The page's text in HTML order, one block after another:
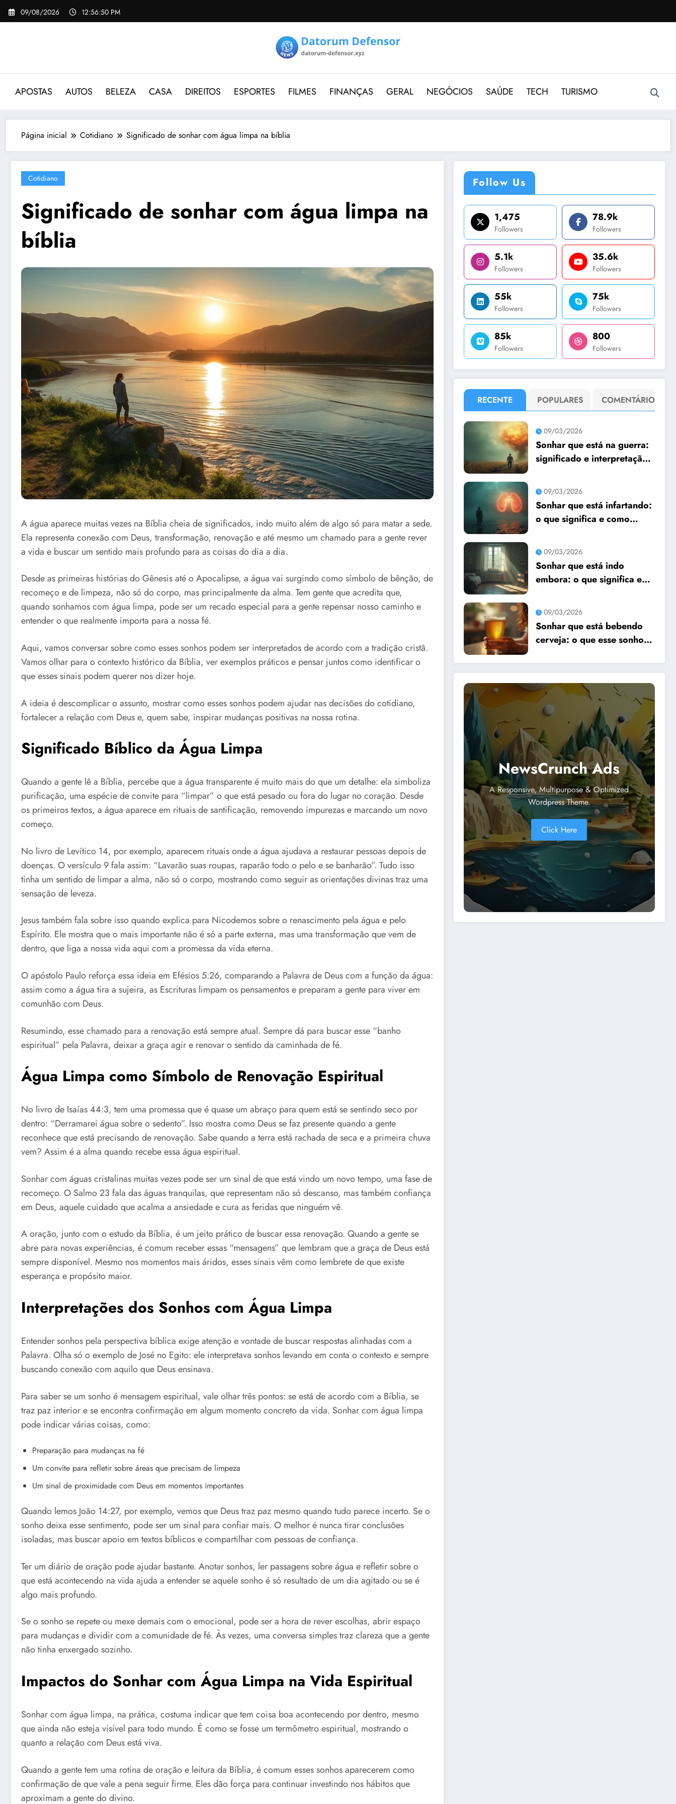
Pular
para
09/08/2026 12:56:51 PM
APOSTAS AUTOS BELEZA CASA DIREITOS ESPORTES FILMES FINANÇAS GERAL NEGÓCIOS SAÚDE TECH TURISMO
Página inicial Cotidiano Significado de sonhar com água limpa na bíblia
Cotidiano
Significado de sonhar com água limpa na
bíblia
A água aparece muitas vezes na Bíblia cheia de significados, indo muito além de algo só para matar a sede.
Ela representa conexão com Deus, transformação, renovação e até mesmo um chamado para a gente rever
a vida e buscar um sentido mais profundo para as coisas do dia a dia.
Desde as primeiras histórias do Gênesis até o Apocalipse, a água vai surgindo como símbolo de bênção, de
recomeço e de limpeza, não só do corpo, mas principalmente da alma. Tem gente que acredita que,
quando sonhamos com água limpa, pode ser um recado especial para a gente repensar nosso caminho e
entender o que realmente importa para a nossa fé.
Aqui, vamos conversar sobre como esses sonhos podem ser interpretados de acordo com a tradição cristã.
Vamos olhar para o contexto histórico da Bíblia, ver exemplos práticos e pensar juntos como identificar o
que esses sinais podem querer nos dizer hoje.
A ideia é descomplicar o assunto, mostrar como esses sonhos podem ajudar nas decisões do cotidiano,
fortalecer a relação com Deus e, quem sabe, inspirar mudanças positivas na nossa rotina.
Significado Bíblico da Água Limpa
Quando a gente lê a Bíblia, percebe que a água transparente é muito mais do que um detalhe: ela simboliza
purificação, uma espécie de convite para “limpar” o que está pesado ou fora do lugar no coração. Desde
os primeiros textos, a água aparece em rituais de santificação, removendo impurezas e marcando um novo
começo.
No livro de Levítico 14, por exemplo, aparecem rituais onde a água ajudava a restaurar pessoas depois de
doenças. O versículo 9 fala assim: “Lavarão suas roupas, raparão todo o pelo e se banharão”. Tudo isso
tinha um sentido de limpar a alma, não só o corpo, mostrando como seguir as orientações divinas traz uma
sensação de leveza.
Jesus também fala sobre isso quando explica para Nicodemos sobre o renascimento pela água e pelo
Espírito. Ele mostra que o mais importante não é só a parte externa, mas uma transformação que vem de
dentro, que liga a nossa vida aqui com a promessa da vida eterna.
O apóstolo Paulo reforça essa ideia em Efésios 5:26, comparando a Palavra de Deus com a função da água:
assim como a água tira a sujeira, as Escrituras limpam os pensamentos e preparam a gente para viver em
comunhão com Deus.
Resumindo, esse chamado para a renovação está sempre atual. Sempre dá para buscar esse “banho
espiritual” pela Palavra, deixar a graça agir e renovar o sentido da caminhada de fé.
Água Limpa como Símbolo de Renovação Espiritual
No livro de Isaías 44:3, tem uma promessa que é quase um abraço para quem está se sentindo seco por
dentro: “Derramarei água sobre o sedento”. Isso mostra como Deus se faz presente quando a gente
reconhece que está precisando de renovação. Sabe quando a terra está rachada de seca e a primeira chuva
vem? Assim é a alma quando recebe essa água espiritual.
Sonhar com águas cristalinas muitas vezes pode ser um sinal de que está vindo um novo tempo, uma fase de
recomeço. O Salmo 23 fala das águas tranquilas, que representam não só descanso, mas também confiança
em Deus, aquele cuidado que acalma a ansiedade e cura as feridas que ninguém vê.
A oração, junto com o estudo da Bíblia, é um jeito prático de buscar essa renovação. Quando a gente se
abre para novas experiências, é comum receber essas “mensagens” que lembram que a graça de Deus está
sempre disponível. Mesmo nos momentos mais áridos, esses sinais vêm como lembrete de que existe
esperança e propósito maior.
Interpretações dos Sonhos com Água Limpa
Entender sonhos pela perspectiva bíblica exige atenção e vontade de buscar respostas alinhadas com a
Palavra. Olha só o exemplo de José no Egito: ele interpretava sonhos levando em conta o contexto e sempre
buscando conexão com aquilo que Deus ensinava.
Para saber se um sonho é mensagem espiritual, vale olhar três pontos: se está de acordo com a Bíblia, se
traz paz interior e se encontra confirmação em algum momento concreto da vida. Sonhar com água limpa
pode indicar várias coisas, como:
Preparação para mudanças na fé
Um convite para refletir sobre áreas que precisam de limpeza
Um sinal de proximidade com Deus em momentos importantes
Quando lemos João 14:27, por exemplo, vemos que Deus traz paz mesmo quando tudo parece incerto. Se o
sonho deixa esse sentimento, pode ser um sinal para confiar mais. O melhor é nunca tirar conclusões
isoladas, mas buscar apoio em textos bíblicos e compartilhar com pessoas de confiança.
Ter um diário de oração pode ajudar bastante. Anotar sonhos, ler passagens sobre água e refletir sobre o
que está acontecendo na vida ajuda a entender se aquele sonho é só resultado de um dia agitado ou se é
algo mais profundo.
Se o sonho se repete ou mexe demais com o emocional, pode ser a hora de rever escolhas, abrir espaço
para mudanças e dividir com a comunidade de fé. Às vezes, uma conversa simples traz clareza que a gente
não tinha enxergado sozinho.
Impactos do Sonhar com Água Limpa na Vida Espiritual
Sonhar com água limpa, na prática, costuma indicar que tem coisa boa acontecendo por dentro, mesmo
que ainda não esteja visível para todo mundo. É como se fosse um termômetro espiritual, mostrando o
quanto a relação com Deus está viva.
Quando a gente tem uma rotina de oração e leitura da Bíblia, é comum esses sonhos aparecerem como
confirmação de que vale a pena seguir firme. Eles dão força para continuar investindo nos hábitos que
aproximam a gente do divino.
Follow Us
1,475
Followers
78.9k
Followers
5.1k
Followers
35.6k
Followers
55k
Followers
75k
Followers
85k
Followers
800
Followers
RECENTE POPULARES COMENTÁRIO
09/03/2026
Sonhar que está na guerra:
significado e interpretação
09/03/2026
Sonhar que está infartando:
o que significa e como
09/03/2026
Sonhar que está indo
embora: o que significa e
09/03/2026
Sonhar que está bebendo
cerveja: o que esse sonho
NewsCrunch Ads
A Responsive, Multipurpose & Optimized
Wordpress Theme.
Click Here